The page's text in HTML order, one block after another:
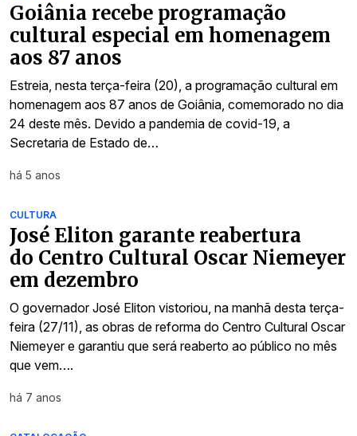
Goiânia recebe programação
cultural especial em homenagem
aos 87 anos
Estreia, nesta terça-feira (20), a programação cultural em
homenagem aos 87 anos de Goiânia, comemorado no dia
24 deste mês. Devido a pandemia de covid-19, a
Secretaria de Estado de…
há 5 anos
CULTURA
José Eliton garante reabertura
do Centro Cultural Oscar Niemeyer
em dezembro
O governador José Eliton vistoriou, na manhã desta terça-
feira (27/11), as obras de reforma do Centro Cultural Oscar
Niemeyer e garantiu que será reaberto ao público no mês
que vem….
há 7 anos